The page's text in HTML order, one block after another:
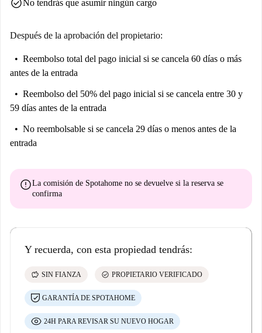
Döner Kebab. Disfrute de vivir en el corazón de Valencia con fácil
No tendrás que asumir ningún cargo
Después de la aprobación del propietario:
Reembolso total del pago inicial si se cancela 60 días o más
antes de la entrada
Reembolso del 50% del pago inicial si se cancela entre 30 y
59 días antes de la entrada
No reembolsable si se cancela 29 días o menos antes de la
entrada
errorLa comisión de Spotahome no se devuelve si la reserva se
confirma
Y recuerda, con esta propiedad tendrás:
savings SIN FIANZA check_circle PROPIETARIO VERIFICADO
GARANTÍA DE SPOTAHOME
24H PARA REVISAR SU NUEVO HOGAR